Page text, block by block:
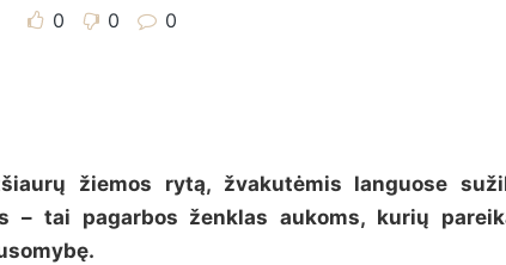
0 0 0
žiemos rytą, žvakutėmis languose
– tai pagarbos ženklas aukoms, kurių